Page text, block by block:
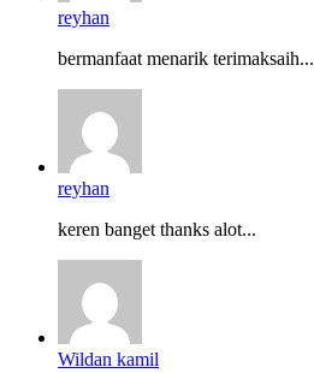
reyhan
bermanfaat menarik terimaksaih...
reyhan
keren banget thanks alot...
Wildan kamil